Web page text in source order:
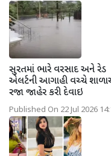
સુરતમાં ભારે વરસાદ અને રેડ
એલર્ટની આગાહી વચ્ચે
રજા જાહેર કરી દેવાઇ
Published On 22 Jul 2026